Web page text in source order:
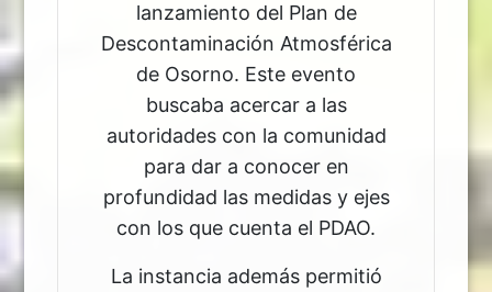
lanzamiento del Plan de
Descontaminación Atmosférica
de Osorno. Este evento
buscaba acercar a las
autoridades con la comunidad
para dar a conocer en
profundidad las medidas y ejes
con los que cuenta el PDAO.
La instancia además permitió